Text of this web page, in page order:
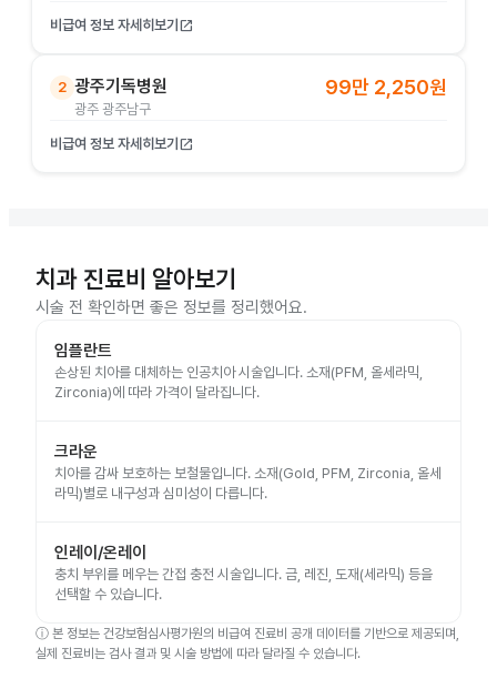
비급여 정보 자세히보기 open_in_new
2 광주기독병원
광주 광주남구
99만 2,250원
비급여 정보 자세히보기 open_in_new
치과 진료비 알아보기
시술 전 확인하면 좋은 정보를 정리했어요.
임플란트
손상된 치아를 대체하는 인공치아 시술입니다. 소재(PFM, 올세라믹,
Zirconia)에 따라 가격이 달라집니다.
크라운
치아를 감싸 보호하는 보철물입니다. 소재(Gold, PFM, Zirconia, 올세
라믹)별로 내구성과 심미성이 다릅니다.
인레이/온레이
충치 부위를 메우는 간접 충전 시술입니다. 금, 레진, 도재(세라믹) 등을
선택할 수 있습니다.
ⓘ 본 정보는 건강보험심사평가원의 비급여 진료비 공개 데이터를 기반으로 제공되며,
실제 진료비는 검사 결과 및 시술 방법에 따라 달라질 수 있습니다.